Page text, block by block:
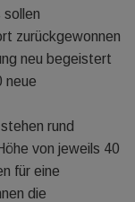
zurückgewonnen
neu begeistert
neue
rund
von jeweils 40
für eine
die